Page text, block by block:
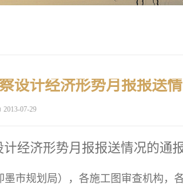
设计经济形势月报报送
2013-07-29
经济形势月报报送情况的通
市规划局），各施工图审查机构，